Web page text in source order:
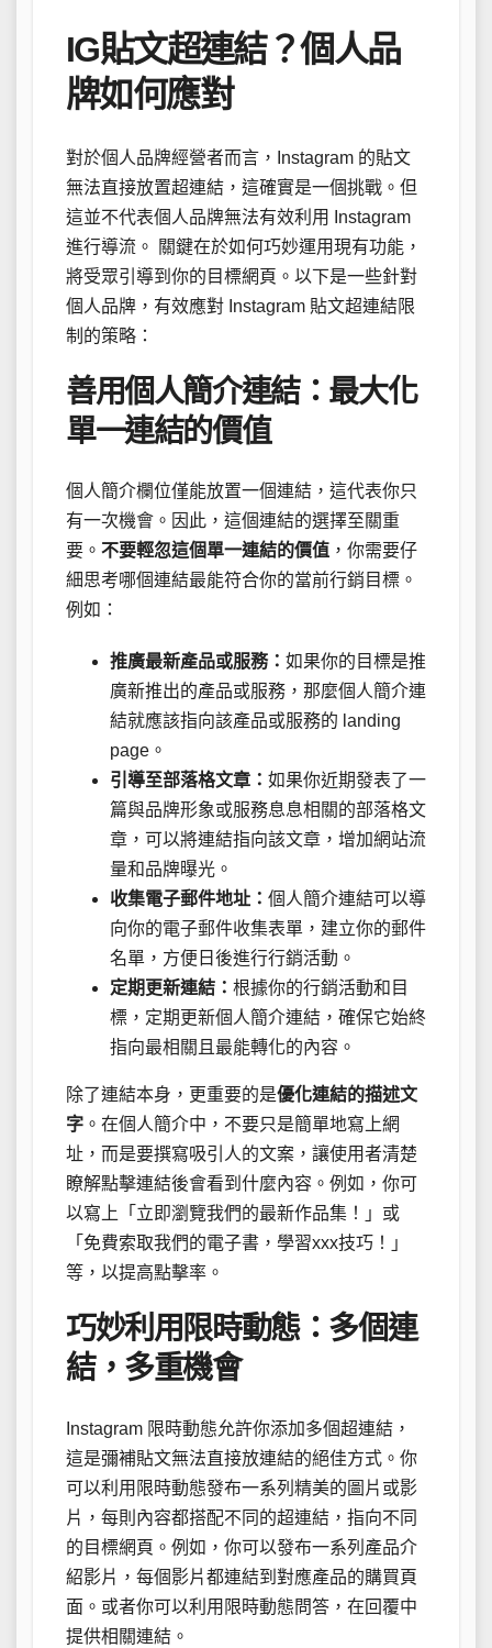
IG貼文超連結？個人品
牌如何應對
對於個人品牌經營者而言，Instagram 的貼文
無法直接放置超連結，這確實是一個挑戰。但
這並不代表個人品牌無法有效利用 Instagram
進行導流。 關鍵在於如何巧妙運用現有功能，
將受眾引導到你的目標網頁。以下是一些針對
個人品牌，有效應對 Instagram 貼文超連結限
制的策略：
善用個人簡介連結：最大化
單一連結的價值
個人簡介欄位僅能放置一個連結，這代表你只
有一次機會。因此，這個連結的選擇至關重
要。 不要輕忽這個單一連結的價值 ，你需要仔
細思考哪個連結最能符合你的當前行銷目標。
例如：
推廣最新產品或服務： 如果你的目標是推
廣新推出的產品或服務，那麼個人簡介連
結就應該指向該產品或服務的 landing
page。
引導至部落格文章： 如果你近期發表了一
篇與品牌形象或服務息息相關的部落格文
章，可以將連結指向該文章，增加網站流
量和品牌曝光。
收集電子郵件地址： 個人簡介連結可以導
向你的電子郵件收集表單，建立你的郵件
名單，方便日後進行行銷活動。
定期更新連結： 根據你的行銷活動和目
標，定期更新個人簡介連結，確保它始終
指向最相關且最能轉化的內容。
除了連結本身，更重要的是優化連結的描述文
字 。在個人簡介中，不要只是簡單地寫上網
址，而是要撰寫吸引人的文案，讓使用者清楚
瞭解點擊連結後會看到什麼內容。例如，你可
以寫上「立即瀏覽我們的最新作品集！」或
「免費索取我們的電子書，學習xxx技巧！」
等，以提高點擊率。
巧妙利用限時動態：多個連
結，多重機會
Instagram 限時動態允許你添加多個超連結，
這是彌補貼文無法直接放連結的絕佳方式。你
可以利用限時動態發布一系列精美的圖片或影
片，每則內容都搭配不同的超連結，指向不同
的目標網頁。例如，你可以發布一系列產品介
紹影片，每個影片都連結到對應產品的購買頁
面。或者你可以利用限時動態問答，在回覆中
提供相關連結。